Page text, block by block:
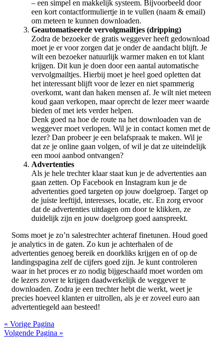
– een simpel en makkelijk systeem. Bijvoorbeeld door
een kort contactformuliertje in te vullen (naam & email)
om meteen te kunnen downloaden.
Geautomatiseerde vervolgmailtjes (dripping)
Zodra de bezoeker de gratis weggever heeft gedownload
moet je er voor zorgen dat je onder de aandacht blijft. Je
wilt een bezoeker natuurlijk warmer maken en tot klant
krijgen. Dit kun je doen door een aantal automatische
vervolgmailtjes. Hierbij moet je heel goed opletten dat
het interessant blijft voor de lezer en niet spammerig
overkomt, want dan haken mensen af. Je wilt niet meteen
koud gaan verkopen, maar oprecht de lezer meer waarde
bieden of met iets verder helpen.
Denk goed na hoe de route na het downloaden van de
weggever moet verlopen. Wil je in contact komen met de
lezer? Dan probeer je een belafspraak te maken. Wil je
dat ze je online gaan volgen, of wil je dat ze uiteindelijk
een mooi aanbod ontvangen?
Advertenties
Als je hele trechter klaar staat kun je de advertenties aan
gaan zetten. Op Facebook en Instagram kun je de
advertenties goed targeten op jouw doelgroep. Target op
de juiste leeftijd, interesses, locatie, etc. En zorg ervoor
dat de advertenties uitdagen om door te klikken, ze
duidelijk zijn en jouw doelgroep goed aanspreekt.
Soms moet je zo’n salestrechter achteraf finetunen. Houd goed
je analytics in de gaten. Zo kun je achterhalen of de
advertenties genoeg bereik en doorkliks krijgen en of op de
landingspagina zelf de cijfers goed zijn. Je kunt controleren
waar in het proces er zo nodig bijgeschaafd moet worden om
de lezers zover te krijgen daadwerkelijk de weggever te
downloaden. Zodra je een trechter hebt die werkt, weet je
precies hoeveel klanten er uitrollen, als je er zoveel euro aan
advertentiegeld aan besteed!
« Vorige Pagina
Volgende Pagina »